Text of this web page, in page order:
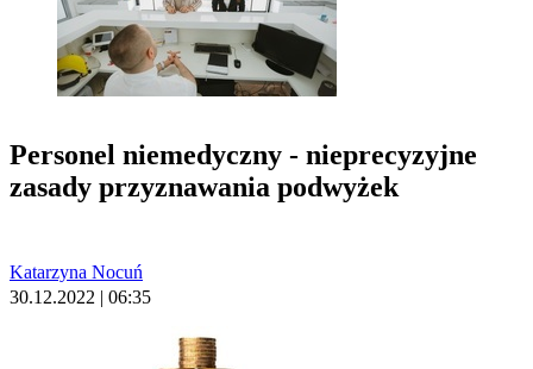
Personel niemedyczny - nieprecyzyjne
zasady przyznawania podwyżek
Katarzyna Nocuń
30.12.2022 | 06:35